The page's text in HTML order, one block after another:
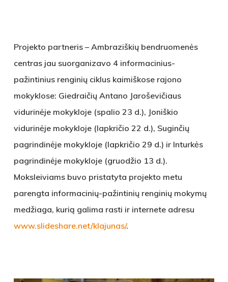
Projekto partneris – Ambraziškių bendruomenės
centras jau suorganizavo 4 informacinius-
pažintinius renginių ciklus kaimiškose rajono
mokyklose: Giedraičių Antano Jaroševičiaus
vidurinėje mokykloje (spalio 23 d.), Joniškio
vidurinėje mokykloje (lapkričio 22 d.), Suginčių
pagrindinėje mokykloje (lapkričio 29 d.) ir Inturkės
pagrindinėje mokykloje (gruodžio 13 d.).
Moksleiviams buvo pristatyta projekto metu
parengta informacinių-pažintinių renginių mokymų
medžiaga, kurią galima rasti ir internete adresu
www.slideshare.net/klajunas/.